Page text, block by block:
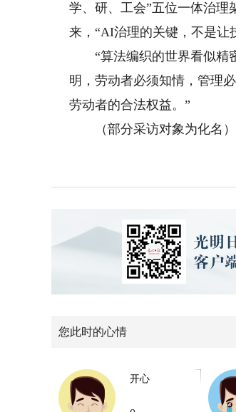
学、研、工会”五位一体治
来，“AI治理的关键，不是让
“算法编织的世界看似精密
明，劳动者必须知情，管理
劳动者的合法权益。”
（部分采访对象为化名）
您此时的心情
开心